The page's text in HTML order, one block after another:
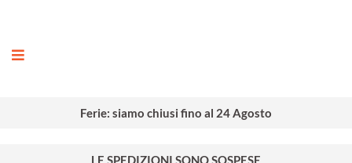
Ferie: siamo chiusi fino al 24 Agosto
LE SPEDIZIONI SONO SOSPESE